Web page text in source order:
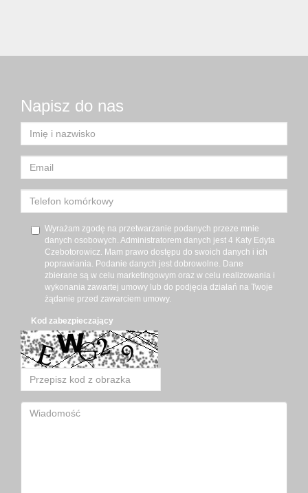
Napisz do nas
Wyrażam zgodę na przetwarzanie podanych przeze mnie
danych osobowych. Administratorem danych jest 4 Katy Edyta
Czebotorowicz. Mam prawo dostępu do swoich danych i ich
poprawiania. Podanie danych jest dobrowolne. Dane
zbierane są w celu marketingowym oraz w celu realizowania i
wykonania zawartej umowy lub do podjęcia działań na Twoje
żądanie przed zawarciem umowy.
Kod zabezpieczający